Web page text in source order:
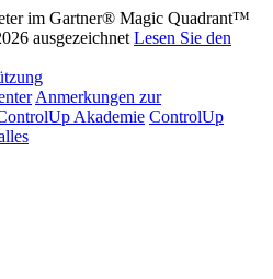
im Gartner® Magic Quadrant™
ausgezeichnet Lesen Sie den
Anmerkungen zur
Akademie ControlUp